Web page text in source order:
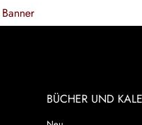
BÜCHER UND